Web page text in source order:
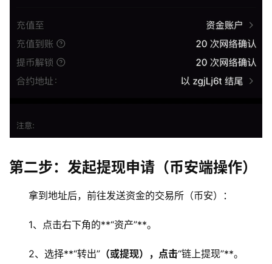
第二步：发起提现申请（币安端操作）
拿到地址后，前往发送资金的交易所（币安）：
1、点击右下角的**“资产”**。
2、选择**“转出” （或提现），点击“链上提现”**。